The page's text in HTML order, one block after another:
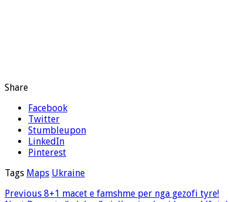
Share
Facebook
Twitter
Stumbleupon
LinkedIn
Pinterest
Tags Maps Ukraine
Previous 8+1 macet e famshme per nga gezofi tyre!